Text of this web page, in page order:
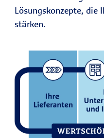
Lösungskonzepte, die
stärken.